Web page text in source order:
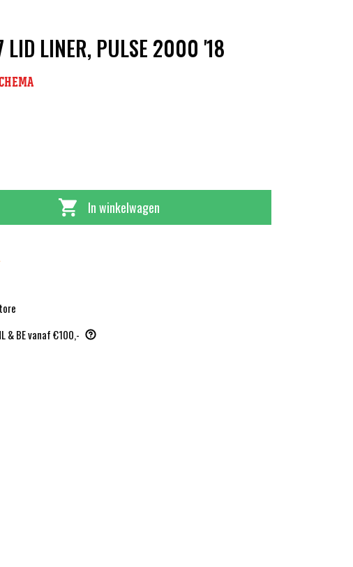
LID LINER, PULSE 2000 '18
In winkelwagen
& BE vanaf €100,-